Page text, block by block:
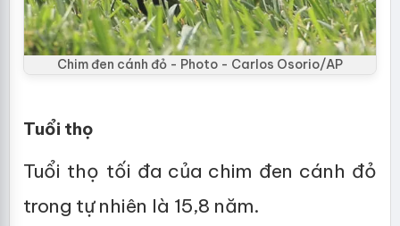
Chim đen cánh đỏ - Photo - Carlos Osorio/AP
Tuổi thọ
Tuổi thọ tối đa của chim đen cánh đỏ
trong tự nhiên là 15,8 năm.